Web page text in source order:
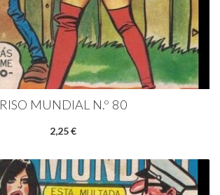
RISO MUNDIAL N.º 80
2,25 €